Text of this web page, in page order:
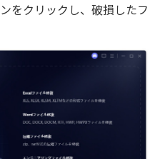
をクリックし、破損したフ